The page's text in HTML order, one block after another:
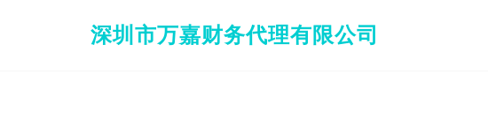
深圳市万嘉财务代理有限公司